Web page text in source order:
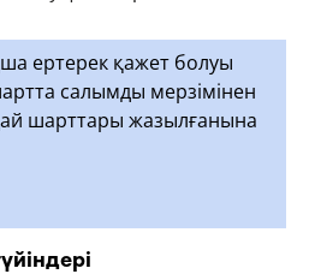
ертерек қажет болуы
салымды мерзімінен
шарттары жазылғанына